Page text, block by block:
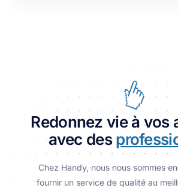
Redonnez vie à vos
avec des
Chez Handy, nous nous sommes
fournir un service de qualité au